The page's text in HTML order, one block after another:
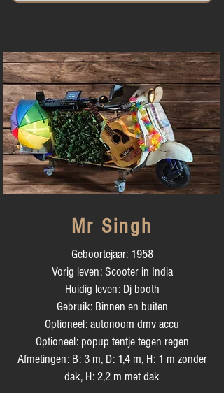
Mr Singh
Geboortejaar: 1958
Vorig leven: Scooter in India
Huidig leven: Dj booth
Gebruik: Binnen en buiten
Optioneel: autonoom dmv accu
Optioneel: popup tentje tegen regen
Afmetingen: B: 3 m, D: 1,4 m, H: 1 m zonder
dak, H: 2,2 m met dak